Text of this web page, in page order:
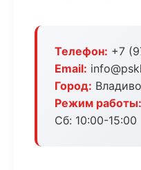
Телефон: +7
Email:
Город:
Режим работы:
Сб: 10:00-15:00